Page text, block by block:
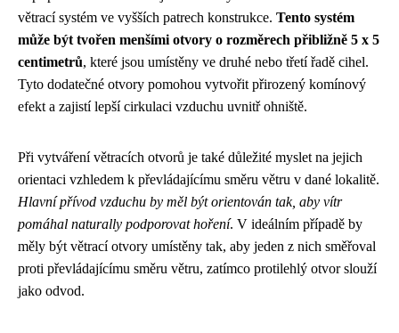
větrací systém ve vyšších patrech konstrukce. Tento systém
může být tvořen menšími otvory o rozměrech přibližně 5 x 5
centimetrů, které jsou umístěny ve druhé nebo třetí řadě cihel.
Tyto dodatečné otvory pomohou vytvořit přirozený komínový
efekt a zajistí lepší cirkulaci vzduchu uvnitř ohniště.
Při vytváření větracích otvorů je také důležité myslet na jejich
orientaci vzhledem k převládajícímu směru větru v dané lokalitě.
Hlavní přívod vzduchu by měl být orientován tak, aby vítr
pomáhal naturally podporovat hoření. V ideálním případě by
měly být větrací otvory umístěny tak, aby jeden z nich směřoval
proti převládajícímu směru větru, zatímco protilehlý otvor slouží
jako odvod.